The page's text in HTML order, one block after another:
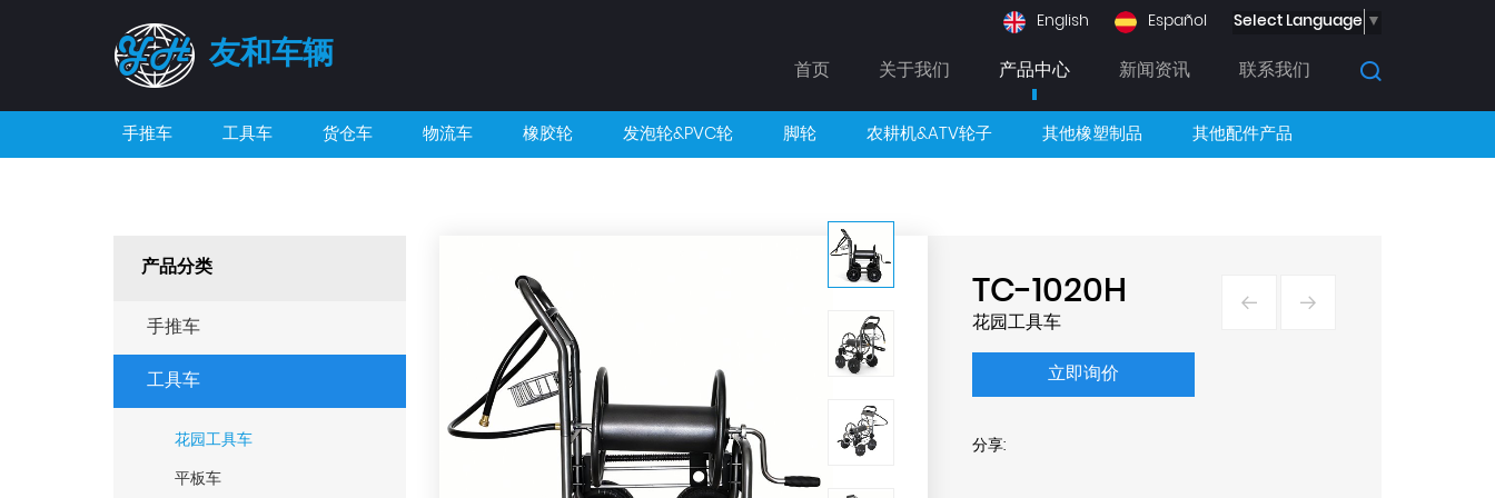
友和车辆 首页 关于我们 产品中心 新闻资讯 联系我们
English Español Select Language ▼
手推车 工具车 货仓车 物流车 橡胶轮 发泡轮&PVC轮 脚轮 农耕机&ATV轮子 其他橡塑制品 其他配件产品
产品分类
手推车
工具车
花园工具车
平板车
TC-1020H
花园工具车
立即询价
分享: